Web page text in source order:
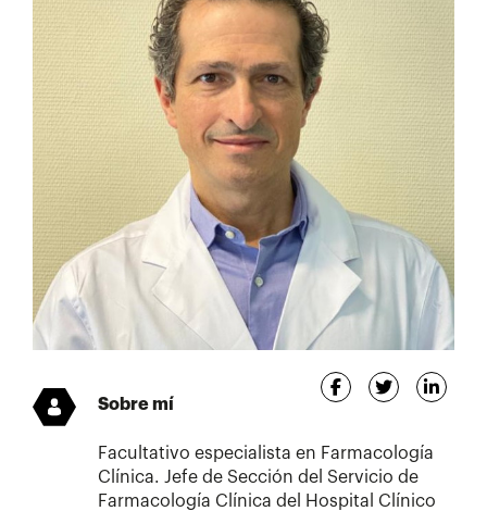
Sobre mí
Facultativo especialista en Farmacología
Clínica. Jefe de Sección del Servicio de
Farmacología Clínica del Hospital Clínico